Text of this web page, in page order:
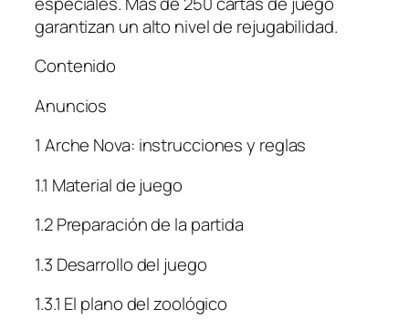
garantizan un alto nivel de rejugabilidad.
Contenido
Anuncios
1 Arche Nova: instrucciones y reglas
1.1 Material de juego
1.2 Preparación de la partida
1.3 Desarrollo del juego
1.3.1 El plano del zoológico